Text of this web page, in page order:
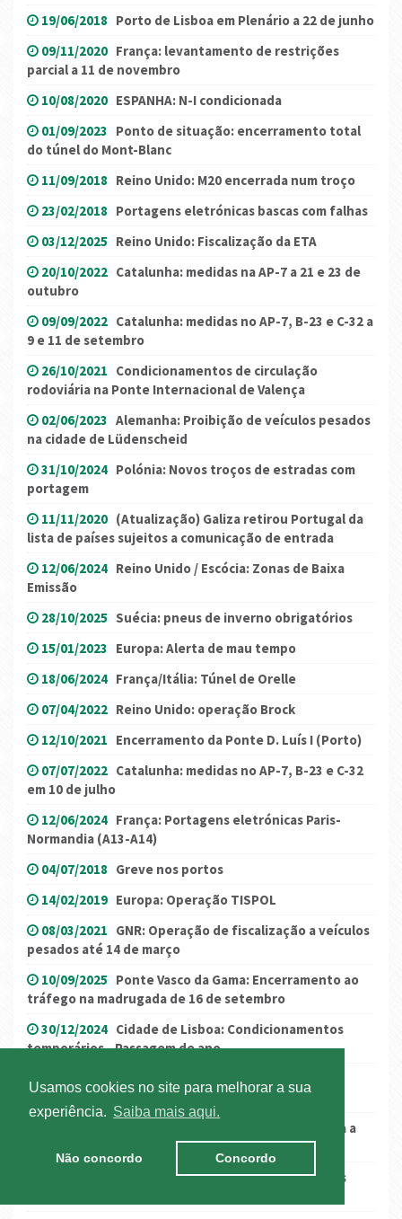
Usamos cookies no site para melhorar a sua
experiência.
Saiba mais aqui.
Não concordo Concordo
19/06/2018 Porto de Lisboa em Plenário a 22 de junho
09/11/2020 França: levantamento de restrições
parcial a 11 de novembro
10/08/2020 ESPANHA: N-I condicionada
01/09/2023 Ponto de situação: encerramento total
do túnel do Mont-Blanc
11/09/2018 Reino Unido: M20 encerrada num troço
23/02/2018 Portagens eletrónicas bascas com falhas
03/12/2025 Reino Unido: Fiscalização da ETA
20/10/2022 Catalunha: medidas na AP-7 a 21 e 23 de
outubro
09/09/2022 Catalunha: medidas no AP-7, B-23 e C-32 a
9 e 11 de setembro
26/10/2021 Condicionamentos de circulação
rodoviária na Ponte Internacional de Valença
02/06/2023 Alemanha: Proibição de veículos pesados
na cidade de Lüdenscheid
31/10/2024 Polónia: Novos troços de estradas com
portagem
11/11/2020 (Atualização) Galiza retirou Portugal da
lista de países sujeitos a comunicação de entrada
12/06/2024 Reino Unido / Escócia: Zonas de Baixa
Emissão
28/10/2025 Suécia: pneus de inverno obrigatórios
15/01/2023 Europa: Alerta de mau tempo
18/06/2024 França/Itália: Túnel de Orelle
07/04/2022 Reino Unido: operação Brock
12/10/2021 Encerramento da Ponte D. Luís I (Porto)
07/07/2022 Catalunha: medidas no AP-7, B-23 e C-32
em 10 de julho
12/06/2024 França: Portagens eletrónicas Paris-
Normandia (A13-A14)
04/07/2018 Greve nos portos
14/02/2019 Europa: Operação TISPOL
08/03/2021 GNR: Operação de fiscalização a veículos
pesados até 14 de março
10/09/2025 Ponte Vasco da Gama: Encerramento ao
tráfego na madrugada de 16 de setembro
30/12/2024 Cidade de Lisboa: Condicionamentos
temporários - Passagem de ano
Espanha: levantamento parcial de
restrições e cortes de estrada
Espanha: A-15 em Guipúzcoa proibida a
Espanha: restrições por obras no Pais